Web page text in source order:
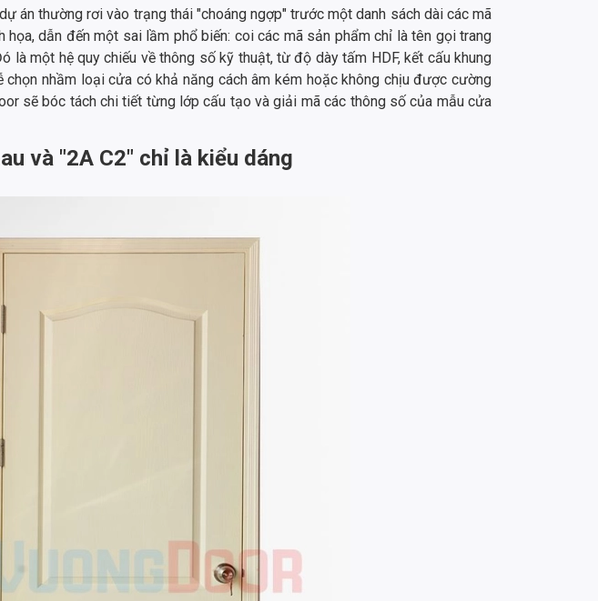
án thường rơi vào trạng thái "choáng ngợp" trước một danh sách dài các mã
dẫn đến một sai lầm phổ biến: coi các mã sản phẩm chỉ là tên gọi trang
là một hệ quy chiếu về thông số kỹ thuật, từ độ dày tấm HDF, kết cấu khung
nhầm loại cửa có khả năng cách âm kém hoặc không chịu được cường
sẽ bóc tách chi tiết từng lớp cấu tạo và giải mã các thông số của mẫu cửa
và "2A C2" chỉ là kiểu dáng